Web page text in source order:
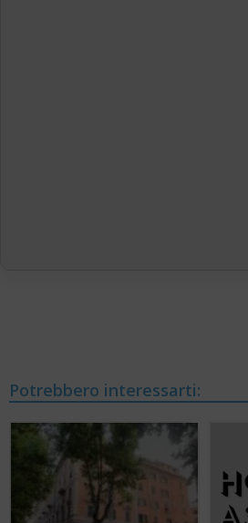
Potrebbero interessarti: